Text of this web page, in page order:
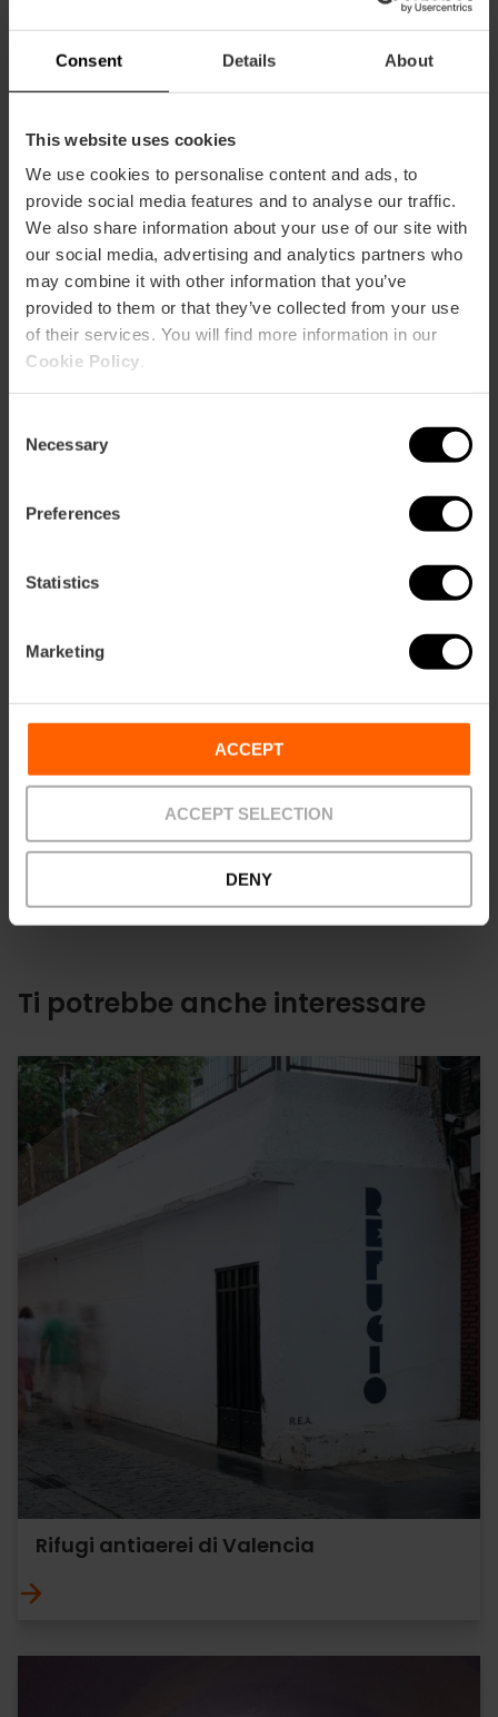
Consent Details About
This website uses cookies
We use cookies to personalise content and ads, to
provide social media features and to analyse our traffic.
We also share information about your use of our site with
our social media, advertising and analytics partners who
may combine it with other information that you’ve
provided to them or that they’ve collected from your use
of their services. You will find more information in our
Cookie Policy
Selection
Necessary
Preferences
Statistics
Marketing
ACCEPT
ACCEPT SELECTION
DENY
Guarda la mappa
Indicazioni
Contatti
Ti potrebbe anche interessare
Rifugi antiaerei di Valencia